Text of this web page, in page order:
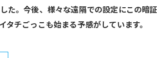
。今後、様々な遠隔での設定にこの暗
チごっこも始まる予感がしています。